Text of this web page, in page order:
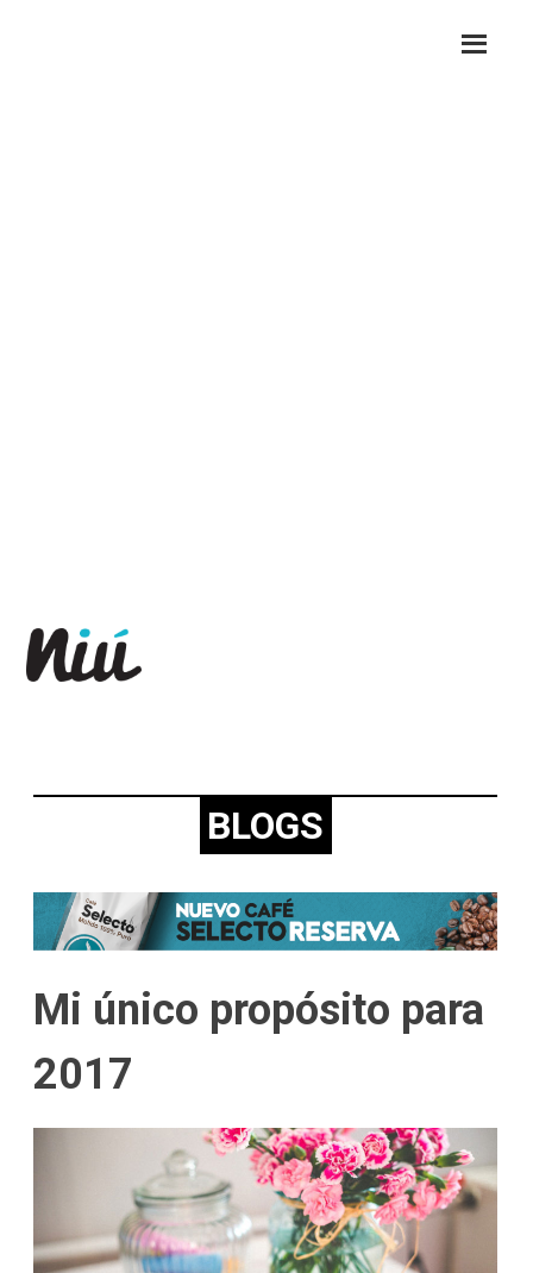
BLOGS
Mi único propósito para
2017